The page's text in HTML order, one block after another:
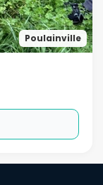
Poulainville